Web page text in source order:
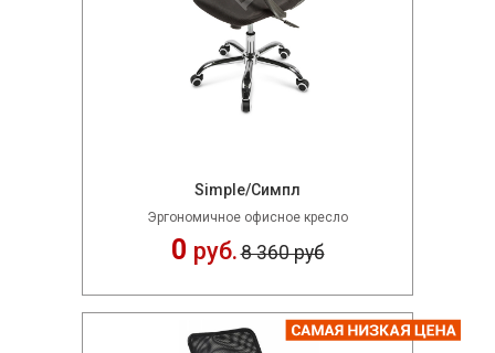
Simple/Симпл
Эргономичное офисное кресло
0 руб.8 360 руб